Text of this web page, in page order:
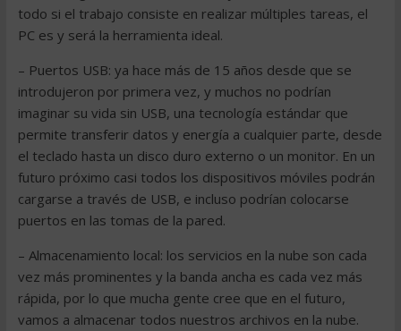
todo si el trabajo consiste en realizar múltiples tareas, el
PC es y será la herramienta ideal.
– Puertos USB: ya hace más de 15 años desde que se
introdujeron por primera vez, y muchos no podrían
imaginar su vida sin USB, una tecnología estándar que
permite transferir datos y energía a cualquier parte, desde
el teclado hasta un disco duro externo o un monitor. En un
futuro próximo casi todos los dispositivos móviles podrán
cargarse a través de USB, e incluso podrían colocarse
puertos en las tomas de la pared.
– Almacenamiento local: los servicios en la nube son cada
vez más prominentes y la banda ancha es cada vez más
rápida, por lo que mucha gente cree que en el futuro,
vamos a almacenar todos nuestros archivos en la nube.